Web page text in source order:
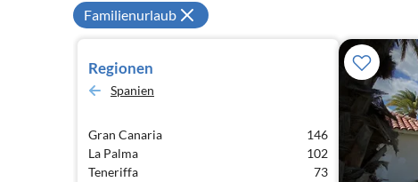
Familienurlaub
Regionen
Spanien
Gran Canaria
146
La Palma
102
Teneriffa
73